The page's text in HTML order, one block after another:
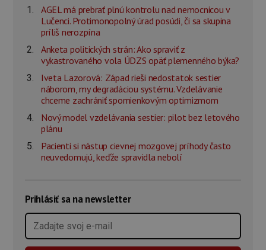
AGEL má prebrať plnú kontrolu nad nemocnicou v
Lučenci. Protimonopolný úrad posúdi, či sa skupina
príliš nerozpína
Anketa politických strán: Ako spraviť z
vykastrovaného vola ÚDZS opäť plemenného býka?
Iveta Lazorová: Západ rieši nedostatok sestier
náborom, my degradáciou systému. Vzdelávanie
chceme zachrániť spomienkovým optimizmom
Nový model vzdelávania sestier: pilot bez letového
plánu
Pacienti si nástup cievnej mozgovej príhody často
neuvedomujú, keďže spravidla nebolí
Prihlásiť sa na newsletter